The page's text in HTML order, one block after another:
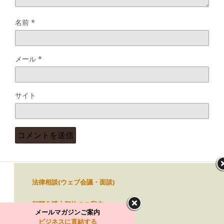
名前 *
メール *
サイト
法律相談(ウェブ会議・面談)
顧問弁護士契約のご案内
メールマガジンご案内
ビジネスに直結する
モバイル